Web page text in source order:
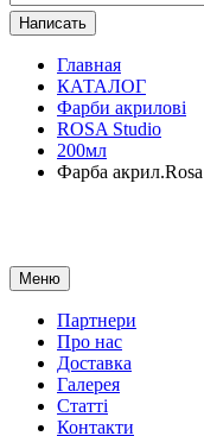
Написать
Главная
КАТАЛОГ
Фарби акрилові
ROSA Studio
200мл
Фарба
Меню
Партнери
Про нас
Доставка
Галерея
Статтi
Контакти